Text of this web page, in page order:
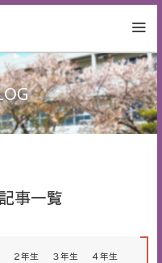
事一覧
２年生 ３年生
４年生